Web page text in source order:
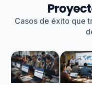
Casos de éxito que